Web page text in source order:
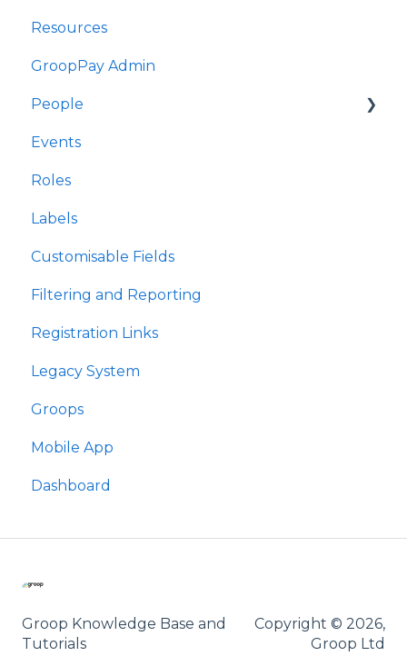
Resources
GroopPay Admin
People
Interactions/Notes
Events
Roles
Labels
Customisable Fields
Filtering and Reporting
Registration Links
Legacy System
Groops
Mobile App
Dashboard
Groop Knowledge Base and
Tutorials
Copyright © 2026,
Groop Ltd